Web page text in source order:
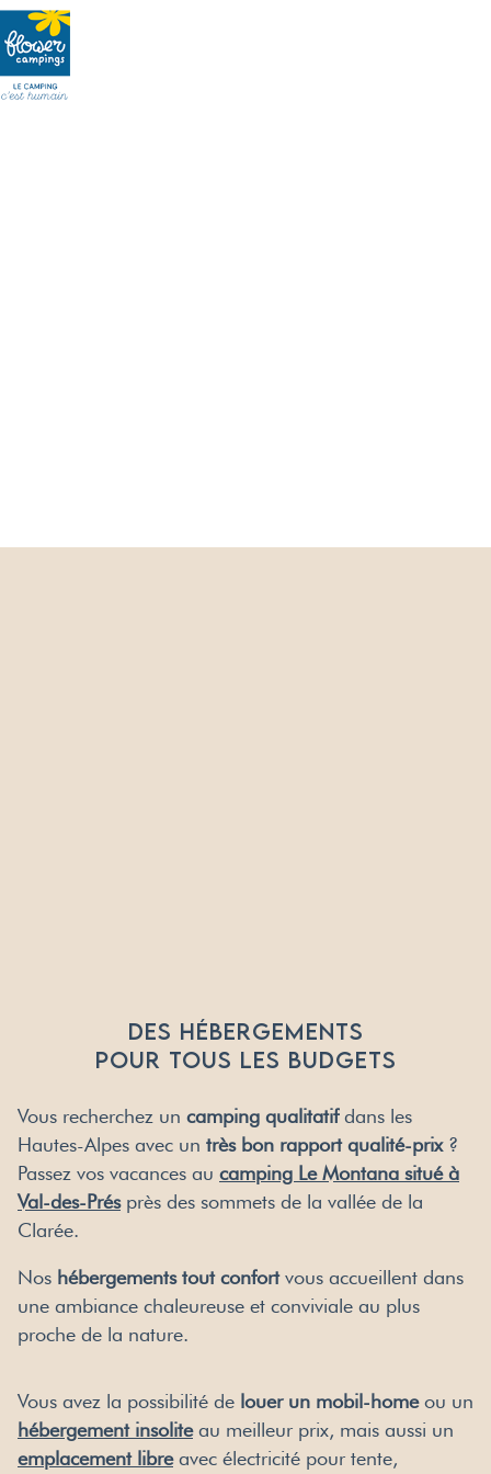
DES HÉBERGEMENTS
POUR TOUS LES BUDGETS
Vous recherchez un camping qualitatifdans les
Hautes-Alpes avec un très bon rapport qualité-prix?
Passez vos vacances au camping Le Montana situé à
Val-des-Présprès des sommets de la vallée de la
Clarée.
Nos hébergements tout confortvous accueillent dans
une ambiance chaleureuse et conviviale au plus
proche de la nature.
Vous avez la possibilité de louer un mobil-homeou un
hébergement insoliteau meilleur prix, mais aussi un
emplacement libreavec électricité pour tente,